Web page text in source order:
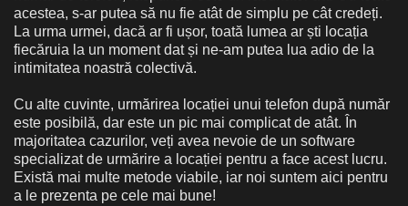
acestea, s-ar putea să nu fie atât de simplu pe cât credeți.
La urma urmei, dacă ar fi ușor, toată lumea ar ști locația
fiecăruia la un moment dat și ne-am putea lua adio de la
intimitatea noastră colectivă.
Cu alte cuvinte, urmărirea locației unui telefon după număr
este posibilă, dar este un pic mai complicat de atât. În
majoritatea cazurilor, veți avea nevoie de un software
specializat de urmărire a locației pentru a face acest lucru.
Există mai multe metode viabile, iar noi suntem aici pentru
a le prezenta pe cele mai bune!